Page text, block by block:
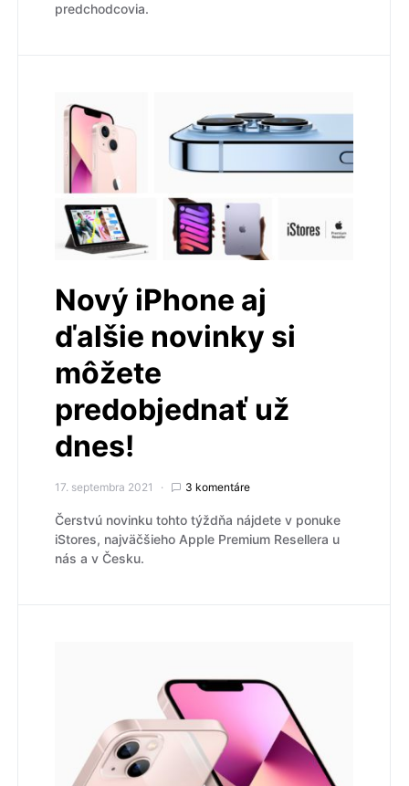
predchodcovia.
Nový iPhone aj
ďalšie novinky si
môžete
predobjednať už
dnes!
17. septembra 2021 3 komentáre
Čerstvú novinku tohto týždňa nájdete v ponuke
iStores, najväčšieho Apple Premium Resellera u
nás a v Česku.